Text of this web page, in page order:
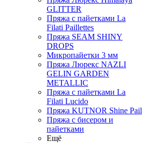
GLITTER
Пряжа с пайетками La
Filati Paillettes
Пряжа SEAM SHINY
DROPS
Микропайетки 3 мм
Пряжа Люрекс NAZLI
GELIN GARDEN
METALLIC
Пряжа с пайетками La
Filati Lucido
Пряжа KUTNOR Shine Pail
Пряжа с бисером и
пайетками
Ещё